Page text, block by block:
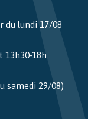
du lundi 17/08
13h30-18h
samedi 29/08)